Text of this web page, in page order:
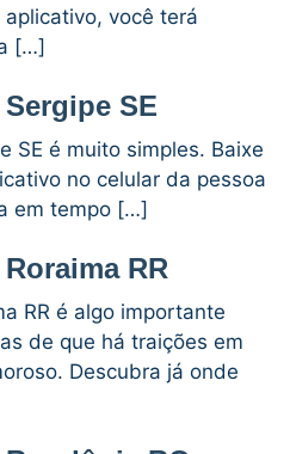
você terá
[…]
SE
SE é muito simples. Baixe
no celular da pessoa
em tempo […]
RR
RR é algo importante
de que há traições em
Descubra já onde